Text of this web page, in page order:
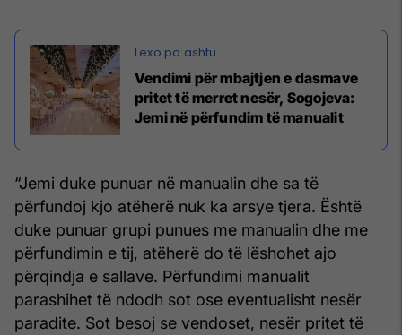
Vendimi për mbajtjen e dasmave
pritet të merret nesër, Sogojeva:
Jemi në përfundim të manualit
“Jemi duke punuar në manualin dhe sa të
përfundoj kjo atëherë nuk ka arsye tjera. Është
duke punuar grupi punues me manualin dhe me
përfundimin e tij, atëherë do të lëshohet ajo
përqindja e sallave. Përfundimi manualit
parashihet të ndodh sot ose eventualisht nesër
paradite. Sot besoj se vendoset, nesër pritet të